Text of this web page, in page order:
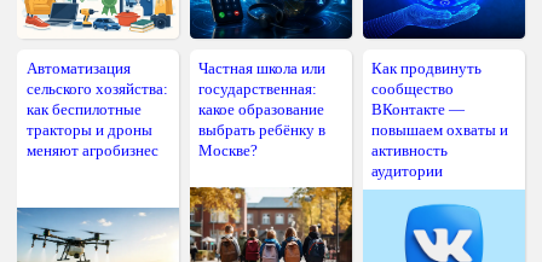
Автоматизация
сельского хозяйства:
как беспилотные
тракторы и дроны
меняют агробизнес
Частная школа или
государственная:
какое образование
выбрать ребёнку в
Москве?
Как продвинуть
сообщество
ВКонтакте —
повышаем охваты и
активность
аудитории